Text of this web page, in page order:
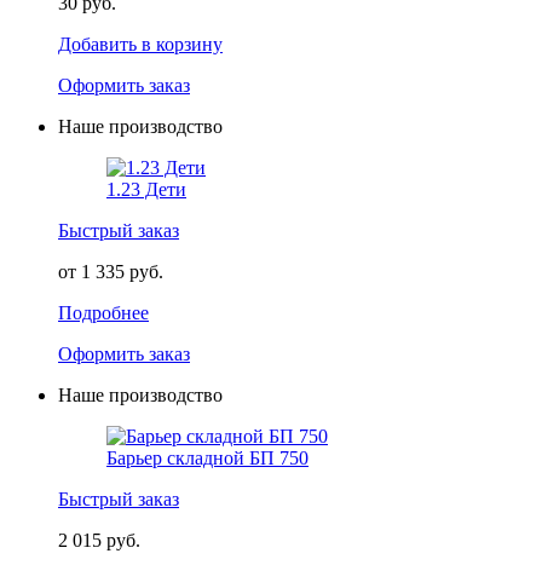
Добавить в корзину
Оформить заказ
Наше производство
1.23 Дети
Быстрый заказ
от 1 335 руб.
Подробнее
Оформить заказ
Наше производство
Барьер складной БП 750
Быстрый заказ
2 015 руб.